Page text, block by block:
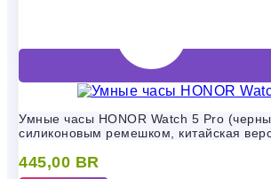
Умные часы HONOR Watch 5 Pro
силиконовым ремешком, китайская
445,00 BR